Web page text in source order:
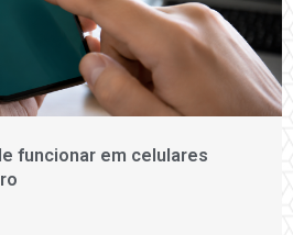
funcionar em celulares